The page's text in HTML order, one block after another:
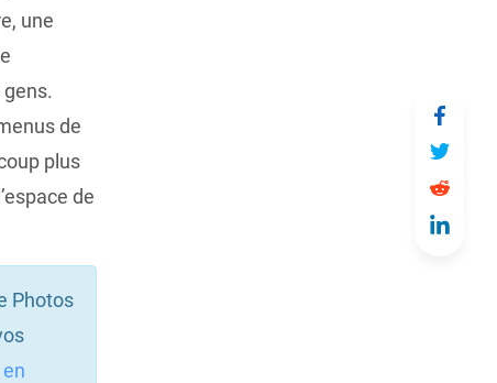
une
de
plus
de
Photos